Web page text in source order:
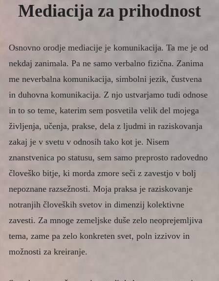
menu
TEHNIKE IN METODE
child
menu
Razmišljanje ali je mediacija znanost ali/in
umetnost
Primerjalna prednost in vrednost
transformativne mediacije v družinski
mediaciji
Mediacija za prihodnost
Astralna ekologija – pot do celosti v odnosih
Oblike odpravljanja bolečin v zreli dobi
Ali poznate srečo?
Zdravilna predstava Preročišče
Poljubi stvarstva
Strah pred življenjem
Razstrupljanje telesa in duha
KONTAKT
Mediacija za prihodnost
Osnovno orodje mediacije je komunikacija. Ta me je od
nekdaj zanimala. Pa ne samo verbalno fizična. Zanima
me neverbalna komunikacija, simbolni jezik, čustvena
in duhovna komunikacija. Z njo ustvarjamo tudi odnose
in to so teme, katerim sem posvetila velik del mojega
življenja, učenja, prakse, dela z ljudmi in raziskovanja
zakaj je v svetu v odnosih tako kot je. Nisem
znanstvenica po statusu, sem samo preprosto radovedno
človeško bitje, ki morda zmore seči z zavestjo v bolj
nepoznane razsežnosti. Moja praksa je raziskovanje
notranjih človeških svetov in dimenzij kolektivne
zavesti. Za mnoge zemeljske duše zelo neoprejemljiva
tema, zame pa zelo konkreten svet, poln izzivov in
možnosti za kreiranje.